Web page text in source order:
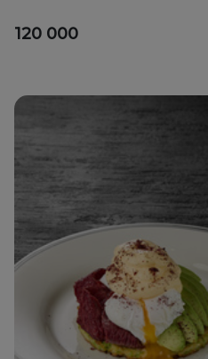
120 000